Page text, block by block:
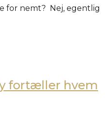
for nemt? Nej, egentlig
fortæller hvem